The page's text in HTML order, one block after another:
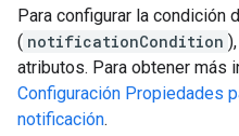
Para configurar la condición
( notificationCondition
atributos. Para obtener más
Configuración Propiedades
notificación.